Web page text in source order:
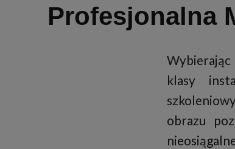
Profesjonalna
klasy
obrazu